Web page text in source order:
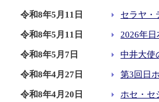
令和8年5月11日 セラヤ・
令和8年5月11日 2026年
令和8年5月7日 中井大使
令和8年4月27日 第3回日
令和8年4月20日 ホセ・セ